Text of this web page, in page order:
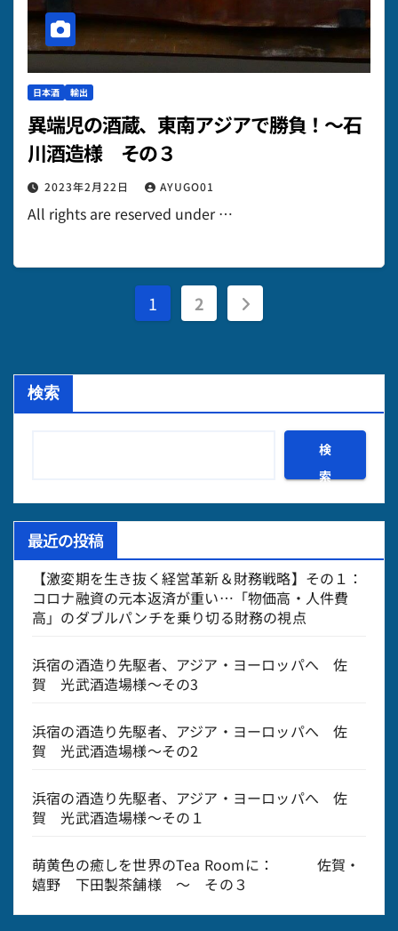
日本酒 輸出
異端児の酒蔵、東南アジアで勝負！～石
川酒造様 その３
2023年2月22日 AYUGO01
All rights are reserved under …
投
の
ペ
送
り
1 2
検索
検
索
最近の投稿
【激変期を生き抜く経営革新＆財務戦略】その１：
コロナ融資の元本返済が重い…「物価高・人件費
高」のダブルパンチを乗り切る財務の視点
浜宿の酒造り先駆者、アジア・ヨーロッパへ 佐
賀 光武酒造場様～その3
浜宿の酒造り先駆者、アジア・ヨーロッパへ 佐
賀 光武酒造場様～その2
浜宿の酒造り先駆者、アジア・ヨーロッパへ 佐
賀 光武酒造場様～その１
萌黄色の癒しを世界のTea Roomに： 佐賀・
嬉野 下田製茶舗様 ～ その３